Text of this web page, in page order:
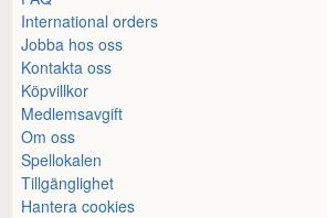
International orders
Jobba hos oss
Kontakta oss
Köpvillkor
Medlemsavgift
Om oss
Spellokalen
Tillgänglighet
Hantera cookies